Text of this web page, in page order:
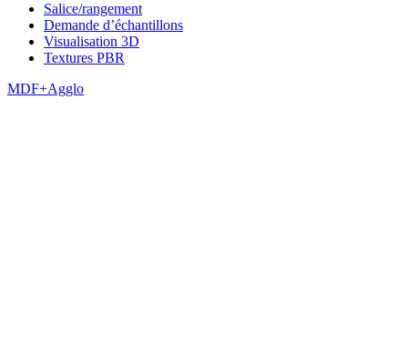
Salice/rangement
Demande d’échantillons
Visualisation 3D
Textures PBR
MDF+Agglo